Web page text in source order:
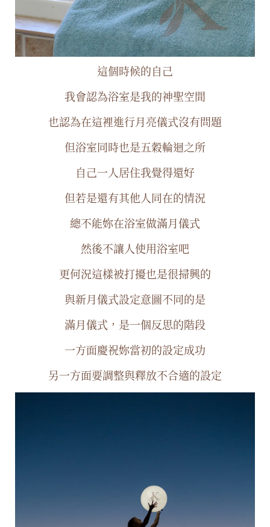
這個時候的自己
我會認為浴室是我的神聖空間
也認為在這裡進行月亮儀式沒有問題
但浴室同時也是五穀輪迴之所
自己一人居住我覺得還好
但若是還有其他人同在的情況
總不能妳在浴室做滿月儀式
然後不讓人使用浴室吧
更何況這樣被打擾也是很掃興的
與新月儀式設定意圖不同的是
滿月儀式，是一個反思的階段
一方面慶祝妳當初的設定成功
另一方面要調整與釋放不合適的設定